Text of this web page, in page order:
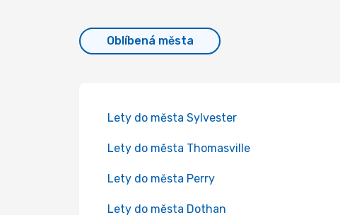
Oblíbená města
Lety do města Sylvester
Lety do města Thomasville
Lety do města Perry
Lety do města Dothan